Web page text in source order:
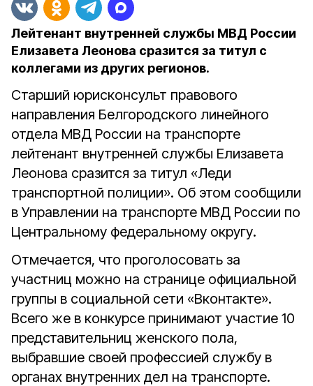
Лейтенант внутренней службы МВД России
Елизавета Леонова сразится за титул с
коллегами из других регионов.
Старший юрисконсульт правового
направления Белгородского линейного
отдела МВД России на транспорте
лейтенант внутренней службы Елизавета
Леонова сразится за титул «Леди
транспортной полиции». Об этом сообщили
в Управлении на транспорте МВД России по
Центральному федеральному округу.
Отмечается, что проголосовать за
участниц можно на странице официальной
группы в социальной сети «Вконтакте».
Всего же в конкурсе принимают участие 10
представительниц женского пола,
выбравшие своей профессией службу в
органах внутренних дел на транспорте.